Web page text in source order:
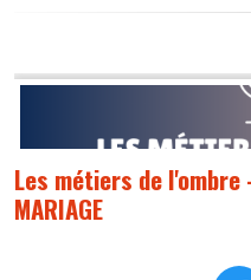
Les métiers de l'ombre -
MARIAGE